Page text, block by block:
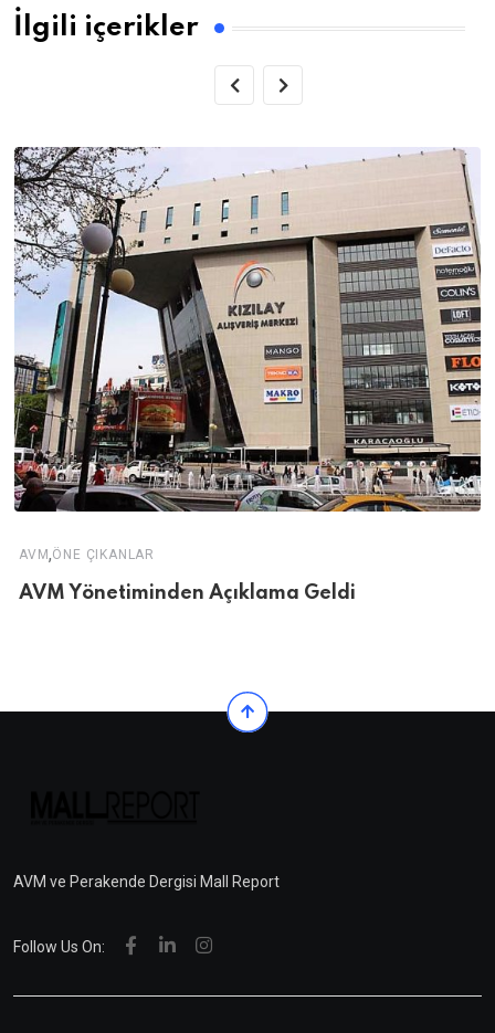
İlgili içerikler
AVM,ÖNE ÇIKANLAR
AVM Yönetiminden Açıklama Geldi
AVM ve Perakende Dergisi Mall Report
Follow Us On: